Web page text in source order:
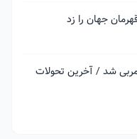
جهان را زد
شد / آخرین تحولات